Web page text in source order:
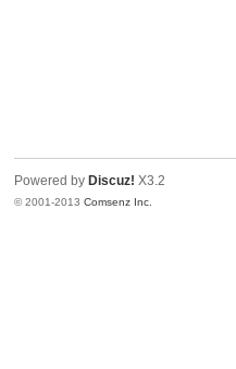
Powered by Discuz! X3.2
© 2001-2013Comsenz Inc.